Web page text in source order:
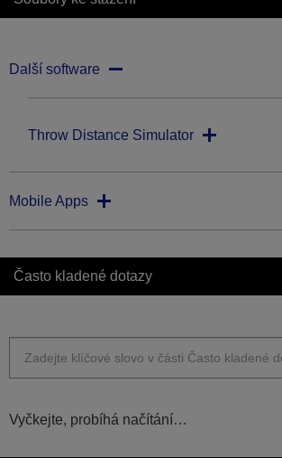
Další software
Throw Distance Simulator
Mobile Apps
Často kladené dotazy
Vyčkejte, probíhá načítání…